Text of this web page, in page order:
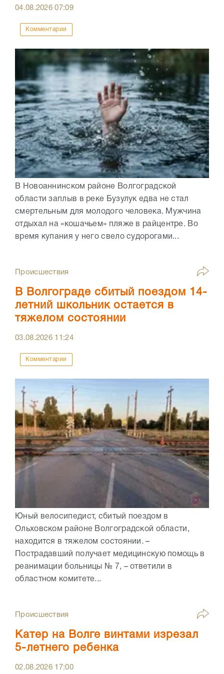
04.08.202607:09
Комментарии
В Новоаннинском районе Волгоградской
области заплыв в реке Бузулук едва не стал
смертельным для молодого человека. Мужчина
отдыхал на «кошачьем» пляже в райцентре. Во
время купания у него свело судорогами...
Происшествия
В Волгограде сбитый поездом 14-
летний школьник остается в
тяжелом состоянии
03.08.2026 11:24
Комментарии
Юный велосипедист, сбитый поездом в
Ольховском районе Волгоградской области,
находится в тяжелом состоянии. –
Пострадавший получает медицинскую помощь в
реанимации больницы № 7, – ответили в
областном комитете...
Происшествия
Катер на Волге винтами изрезал
5-летнего ребенка
02.08.2026 17:00